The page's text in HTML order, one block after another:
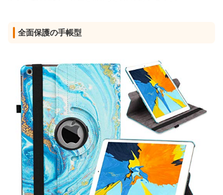
全面保護の手帳型